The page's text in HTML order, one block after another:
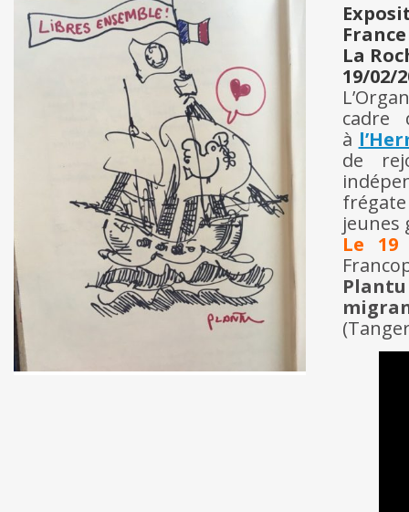
France
La
19/02/
cadre
à
de
jeunes
Le